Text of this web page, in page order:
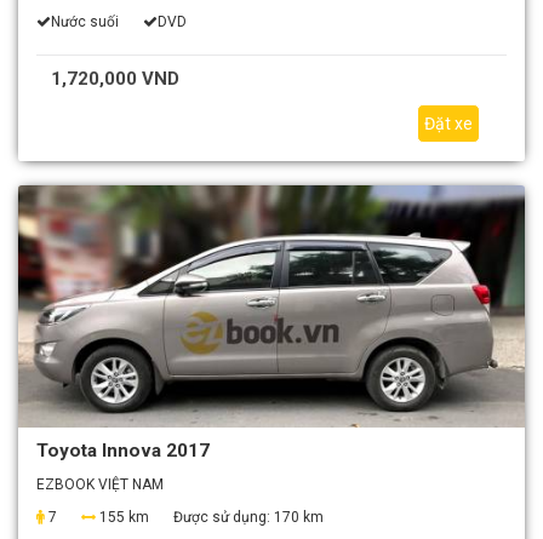
Nước suối DVD
1,720,000 VND
Đặt xe
Toyota Innova 2017
EZBOOK VIỆT NAM
7
155 km Được sử dụng: 170 km